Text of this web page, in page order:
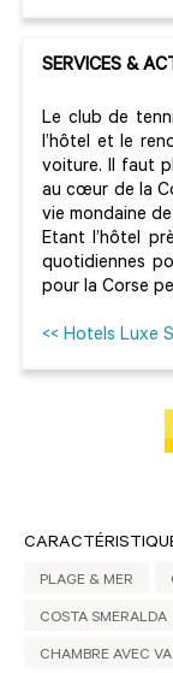
SERVICES &
Le club de
l’hôtel et le
voiture. Il faut
au cœur de la
vie mondaine de
Etant l’hôtel
quotidiennes
pour la Corse
<< Hotels Luxe
PLAGE & MER
COSTA SMERALDA
CHAMBRE AVEC